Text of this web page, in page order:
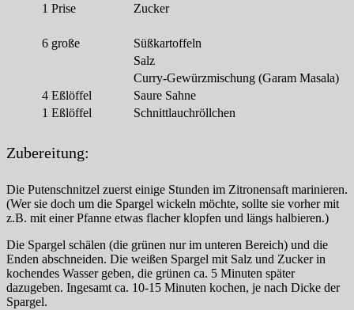
1 Prise Zucker
6 große
Süßkartoffeln
Salz
Curry-Gewürzmischung (Garam Masala)
4 Eßlöffel
Saure Sahne
1 Eßlöffel Schnittlauchröllchen
Zubereitung:
Die Putenschnitzel zuerst einige Stunden im Zitronensaft marinieren.
(Wer sie doch um die Spargel wickeln möchte, sollte sie vorher mit
z.B. mit einer Pfanne etwas flacher klopfen und längs halbieren.)
Die Spargel schälen (die grünen nur im unteren Bereich) und die
Enden abschneiden. Die weißen Spargel mit Salz und Zucker in
kochendes Wasser geben, die grünen ca. 5 Minuten später
dazugeben. Ingesamt ca. 10-15 Minuten kochen, je nach Dicke der
Spargel.